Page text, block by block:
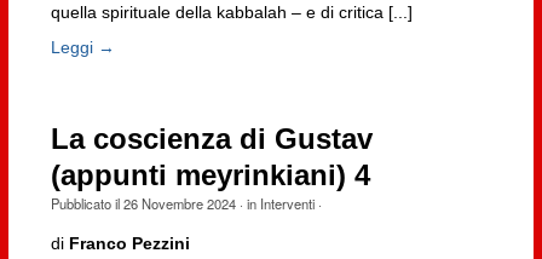
quella spirituale della kabbalah – e di critica [...]
Leggi →
La coscienza di Gustav
(appunti meyrinkiani) 4
Pubblicato il26 Novembre 2024· in Interventi·
di Franco Pezzini